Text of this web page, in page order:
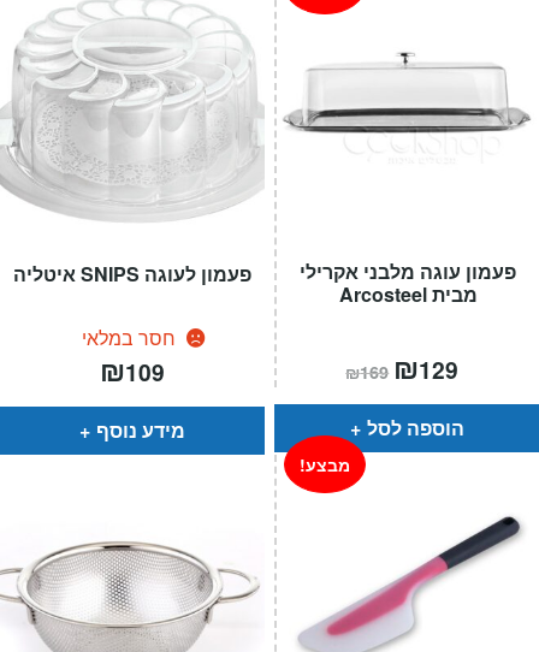
פעמון לעוגה SNIPS איטליה
חסר במלאי
₪109
מידע נוסף
פעמון עוגה מלבני אקרילי
מבית Arcosteel
₪169 המחיר
המקורי
היה:
₪169.
₪129
הוא:
הוספה לסל
מבצע!